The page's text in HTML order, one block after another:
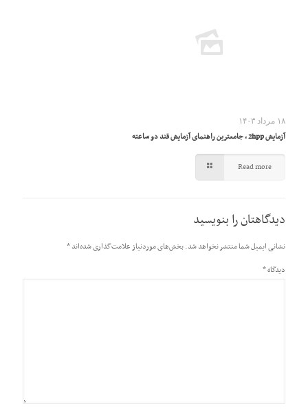
۱۸ مرداد ۱۴۰۳
آزمایش 2hpp ، جامعترین راهنمای آزمایش قند دو ساعته
Read more
دیدگاهتان را بنویسید
نشانی ایمیل شما منتشر نخواهد شد.بخش‌های موردنیاز علامت‌گذاری شده‌اند*
دیدگاه*